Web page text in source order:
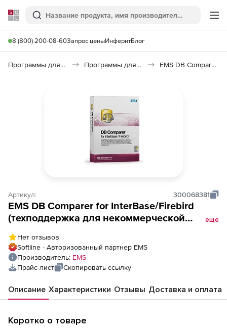
Softline
Поиск
8 (800) 200-08-60Запрос ценыИнферитБлог
Программы для программирования Программы для работы с базами данных EMS DB Comparer for InterBase/Firebird
Артикул: 300068381
EMS DB Comparer for InterBase/Firebird
(техподдержка для некоммерческой
еще
Нет отзывов
Softline - Авторизованный партнер EMS
Производитель: EMS
Прайс-лист
Скопировать ссылку
Описание Характеристики Отзывы Доставка и оплата
Коротко о товаре